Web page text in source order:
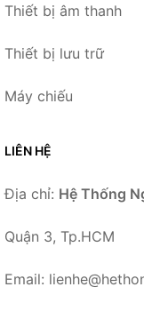
Thiết bị âm thanh
Thiết bị lưu trữ
Máy chiếu
LIÊN HỆ
Địa chỉ: Hệ Thống
Quận 3, Tp.HCM
Email: